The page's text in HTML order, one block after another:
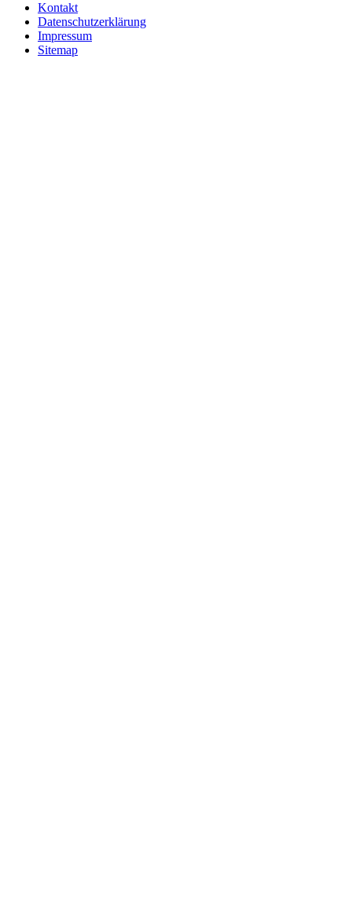
Kontakt
Datenschutzerklärung
Impressum
Sitemap